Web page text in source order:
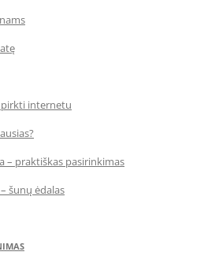
internetu
– praktiškas pasirinkimas
šunų ėdalas